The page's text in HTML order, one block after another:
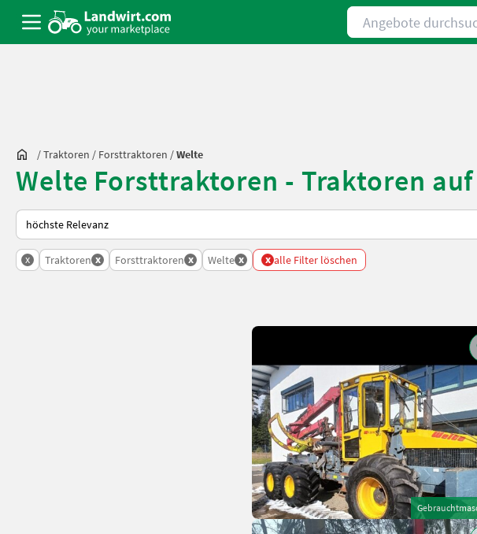
Angebote durchsuchen
/Traktoren / Forsttraktoren /Welte
Welte Forsttraktoren - Traktoren
So wird auf Landwirt.com sortiert
x Traktoren x Forsttraktoren x Welte x x alle Filter löschen